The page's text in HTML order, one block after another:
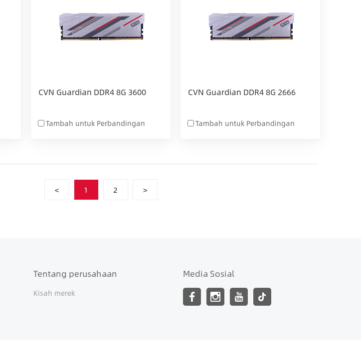
CVN Guardian DDR4 8G 3600
Tambah untuk Perbandingan
CVN Guardian DDR4 8G 2666
Tambah untuk Perbandingan
< 1 2 >
Tentang perusahaan
Kisah merek
Media Sosial